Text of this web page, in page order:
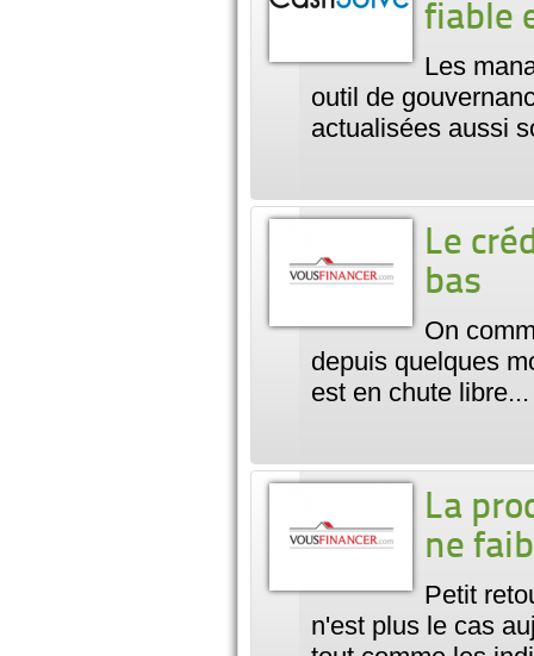
fiable
Les
outil de
actualisées aussi
Le
bas
On
depuis quelques
est en chute
La
ne
Petit
n'est plus le cas